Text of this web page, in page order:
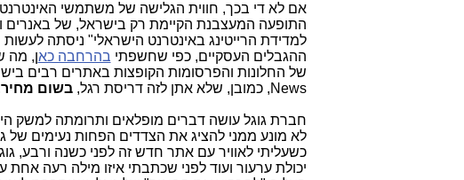
אם לא די בכך, חווית הגלישה של משתמשי
התופעה המעצבנת הקיימת רק בישראל, של באנרים
למדידת הרייטינג באינטרנט הישראלי" ניסתה
ההגבלים העסקיים, כפי שחשפתי בהרחבה כאן, מה
News, כמובן, שלא אתן לזה דריסת רגל,
בשום מחיר
חברת גוגל עושה דברים מופלאים ותרומתה למשק
לא מונע ממני להציג את הצדדים הפחות נעימים של
כשעליתי לאוויר עם אתר חדש זה לפני כשנה ורבע,
יכולת ערעור ועוד לפני שכתבתי איזו מילה רעה